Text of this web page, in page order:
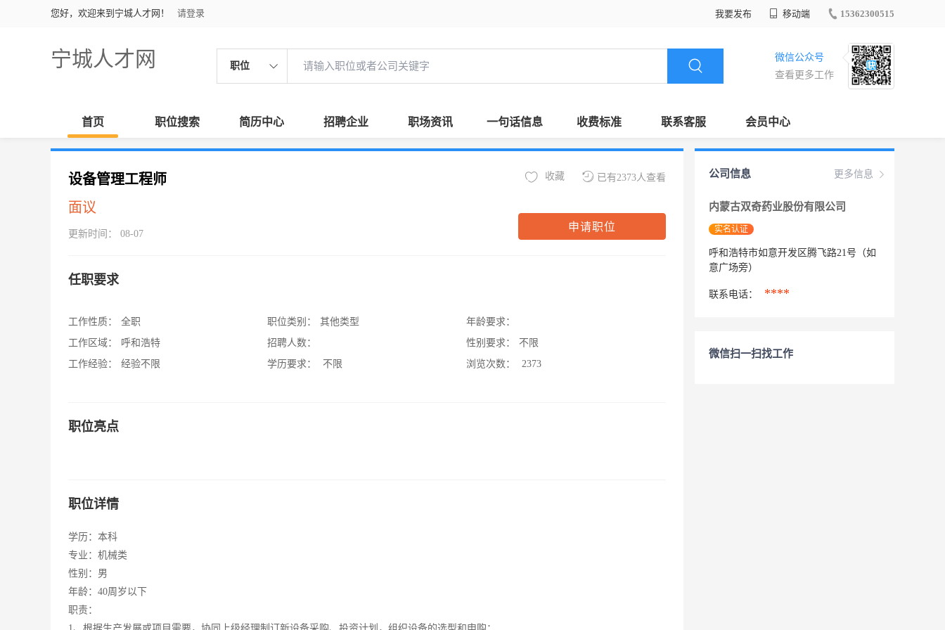
您好，欢迎来到宁城人才网！ 请登录 我要发布 移动端 15362300515
宁城人才网 职位
微信公众号
查看更多工作
首页 职位搜索 简历中心 招聘企业 职场资讯 一句话信息 收费标准 联系客服 会员中心
设备管理工程师
面议
更新时间： 08-07
已有2373人查看
收藏
申请职位
任职要求
工作性质：
全职
工作区域：
呼和浩特
工作经验：
经验不限
职位类别：
其他类型
招聘人数：
学历要求：
不限
年龄要求：
性别要求：
不限
浏览次数：
2373
职位亮点
职位详情
学历：本科
专业：机械类
性别：男
年龄：40周岁以下
职责：
更多信息
公司信息
内蒙古双奇药业股份有限公司
实名认证
呼和浩特市如意开发区腾飞路21号（如
意广场旁）
联系电话： ****
微信扫一扫找工作